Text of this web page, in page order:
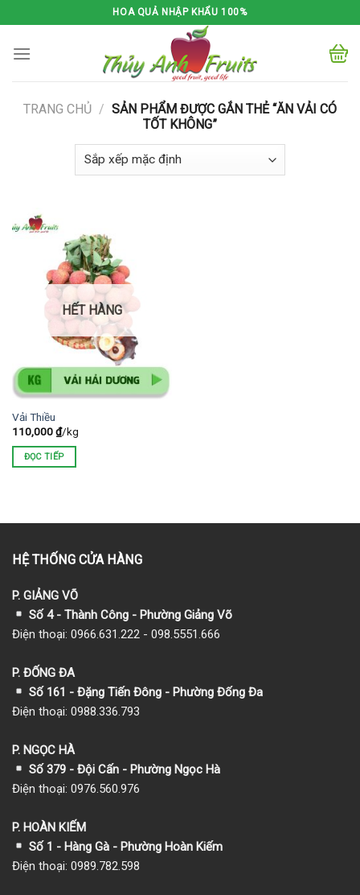
to
content
HOA QUẢ NHẬP KHẨU 100%
TRANG CHỦ / SẢN PHẨM ĐƯỢC GẮN THẺ “ĂN VẢI CÓ
TỐT KHÔNG”
HẾT HÀNG
Vải Thiều
110,000₫/kg
ĐỌC TIẾP
HỆ THỐNG CỬA HÀNG
P. GIẢNG VÕ
Số 4 - Thành Công - Phường Giảng Võ
Điện thoại: 0966.631.222 - 098.5551.666
P. ĐỐNG ĐA
Số 161 - Đặng Tiến Đông - Phường Đống Đa
Điện thoại: 0988.336.793
P. NGỌC HÀ
Số 379 - Đội Cấn - Phường Ngọc Hà
Điện thoại: 0976.560.976
P. HOÀN KIẾM
Số 1 - Hàng Gà - Phường Hoàn Kiếm
Điện thoại: 0989.782.598